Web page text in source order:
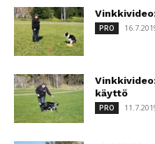
PRO
käyttö
PRO